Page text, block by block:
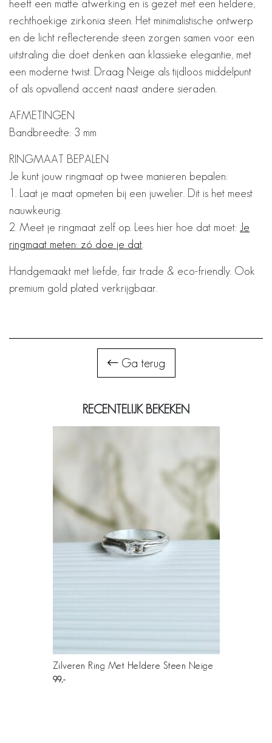
heeft een matte afwerking en is gezet met een heldere,
rechthoekige zirkonia steen. Het minimalistische ontwerp
en de licht reflecterende steen zorgen samen voor een
uitstraling die doet denken aan klassieke elegantie, met
een moderne twist. Draag Neige als tijdloos middelpunt
of als opvallend accent naast andere sieraden.
AFMETINGEN
Bandbreedte: 3 mm
RINGMAAT BEPALEN
Je kunt jouw ringmaat op twee manieren bepalen:
1. Laat je maat opmeten bij een juwelier. Dit is het meest
nauwkeurig.
2. Meet je ringmaat zelf op. Lees hier hoe dat moet: Je
ringmaat meten: zó doe je dat
Handgemaakt met liefde, fair trade & eco-friendly. Ook
premium gold plated verkrijgbaar.
Ga terug
RECENTELIJK BEKEKEN
Zilveren Ring Met Heldere Steen Neige
99